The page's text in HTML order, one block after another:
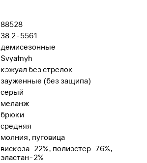
88528
38.2-5561
демисезонные
Svyatnyh
кэжуал без стрелок
зауженные (без защипа)
серый
меланж
брюки
средняя
молния, пуговица
вискоза-22%, полиэстер-76%,
эластан-2%